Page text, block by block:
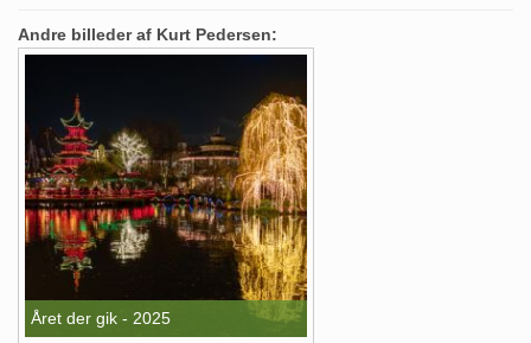
Andre billeder af Kurt Pedersen:
Året der gik - 2025